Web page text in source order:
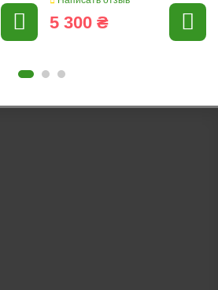
5 300 ₴